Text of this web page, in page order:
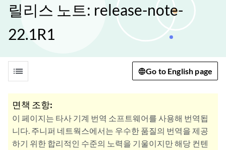
릴리스 노트: release-note-
22.1R1
list Go to English page
면책 조항:
이 페이지는 타사 기계 번역 소프트웨어를 사용해 번역됩
니다. 주니퍼 네트웍스에서는 우수한 품질의 번역을 제공
하기 위한 합리적인 수준의 노력을 기울이지만 해당 컨텐